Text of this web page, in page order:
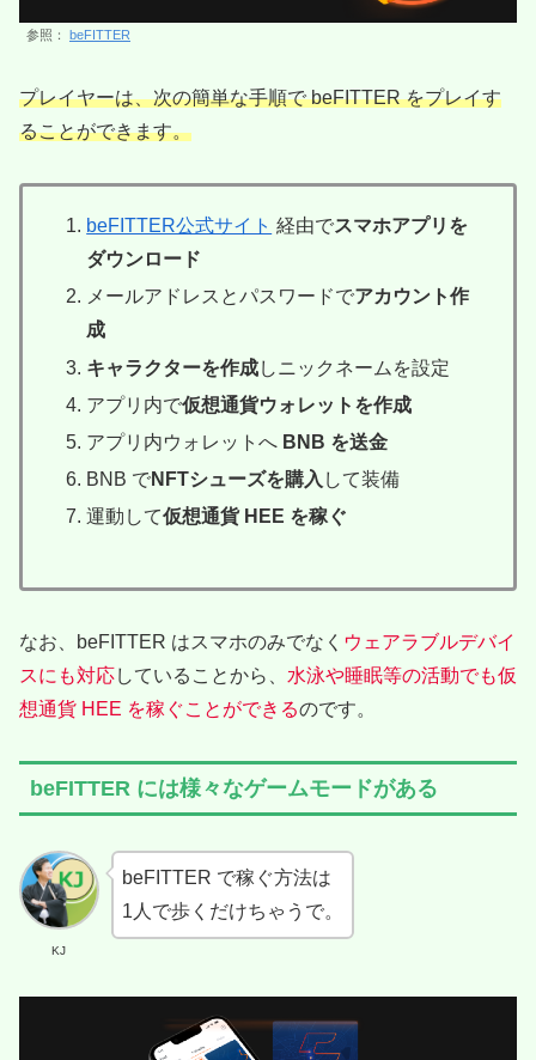
参照： beFITTER
プレイヤーは、次の簡単な手順で beFITTER をプレイす
ることができます。
beFITTER公式サイト 経由でスマホアプリを
ダウンロード
メールアドレスとパスワードでアカウント作
成
キャラクターを作成しニックネームを設定
アプリ内で仮想通貨ウォレットを作成
アプリ内ウォレットへ BNB を送金
BNB でNFTシューズを購入 して装備
運動して仮想通貨 HEE を稼ぐ
なお、beFITTER はスマホのみでなく ウェアラブルデバイ
スにも対応していることから、 水泳や睡眠等の活動でも仮
想通貨 HEE を稼ぐことができるのです。
beFITTER には様々なゲームモードがある
KJ
beFITTER で稼ぐ方法は
1人で歩くだけちゃうで。